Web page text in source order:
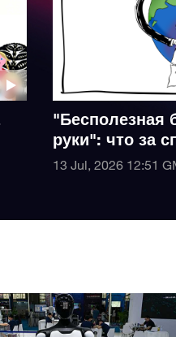
"Бесполезная
руки": что за
разыграть 14
13 Jul, 2026 12:51